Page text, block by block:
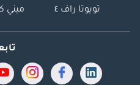
تويوتا راف ٤ ميني